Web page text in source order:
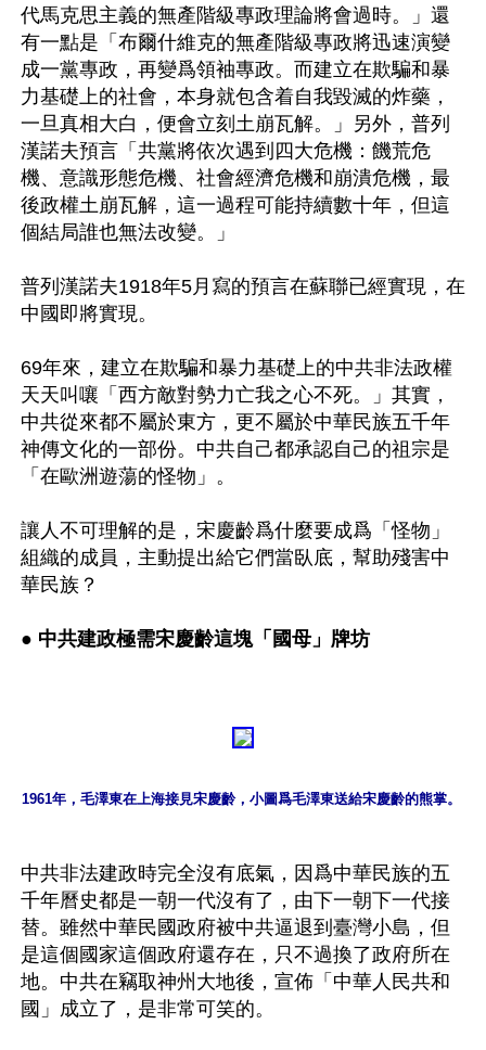
代馬克思主義的無產階級專政理論將會過時。」還
有一點是「布爾什維克的無產階級專政將迅速演變
成一黨專政，再變爲領袖專政。而建立在欺騙和暴
力基礎上的社會，本身就包含着自我毀滅的炸藥，
一旦真相大白，便會立刻土崩瓦解。」另外，普列
漢諾夫預言「共黨將依次遇到四大危機：饑荒危
機、意識形態危機、社會經濟危機和崩潰危機，最
後政權土崩瓦解，這一過程可能持續數十年，但這
個結局誰也無法改變。」
普列漢諾夫1918年5月寫的預言在蘇聯已經實現，在
中國即將實現。
69年來，建立在欺騙和暴力基礎上的中共非法政權
天天叫嚷「西方敵對勢力亡我之心不死。」其實，
中共從來都不屬於東方，更不屬於中華民族五千年
神傳文化的一部份。中共自己都承認自己的祖宗是
「在歐洲遊蕩的怪物」。
讓人不可理解的是，宋慶齡爲什麼要成爲「怪物」
組織的成員，主動提出給它們當臥底，幫助殘害中
華民族？
● 中共建政極需宋慶齡這塊「國母」牌坊
1961年，毛澤東在上海接見宋慶齡，小圖爲毛澤東送給宋慶齡的熊掌。
中共非法建政時完全沒有底氣，因爲中華民族的五
千年曆史都是一朝一代沒有了，由下一朝下一代接
替。雖然中華民國政府被中共逼退到臺灣小島，但
是這個國家這個政府還存在，只不過換了政府所在
地。中共在竊取神州大地後，宣佈「中華人民共和
國」成立了，是非常可笑的。